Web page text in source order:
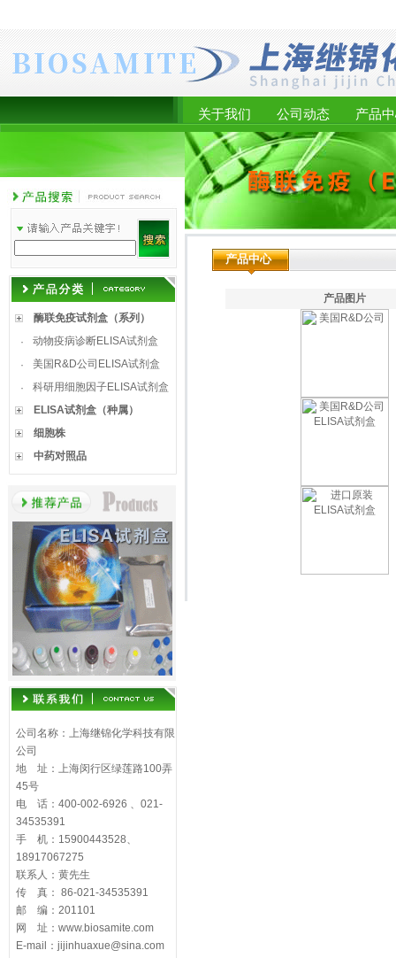
关于我们 公司动态 产品
酶联免疫试剂盒（系列）
·
动物疫病诊断ELISA试剂盒
·
美国R&D公司ELISA试剂盒
·
科研用细胞因子ELISA试剂盒
ELISA试剂盒（种属）
细胞株
中药对照品
公司名称：上海继锦化学科技有限
公司
地 址：上海闵行区绿莲路100弄
45号
电 话：400-002-6926 、021-
34535391
手 机：15900443528、
18917067275
联系人：黄先生
传 真： 86-021-34535391
邮 编：201101
网 址：www.biosamite.com
E-mail：jijinhuaxue@sina.com
产品中心
产品图片